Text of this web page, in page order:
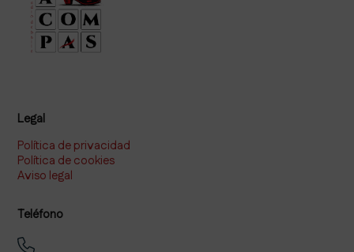
Legal
Política de privacidad
Política de cookies
Aviso legal
Teléfono